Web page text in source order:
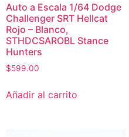
Auto a Escala 1/64 Dodge
Challenger SRT Hellcat
Rojo – Blanco,
STHDCSAROBL Stance
Hunters
$599.00
Añadir al carrito